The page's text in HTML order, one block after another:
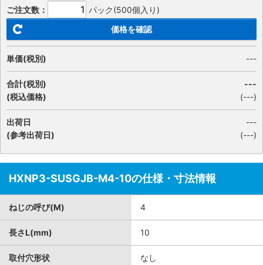
ご注文数：
パック(500個入り)
価格を確認
単価(税別) ---
合計(税別)
(税込価格)
---
(---)
出荷日
(参考出荷日)
---
(---)
HXNP3-SUSGJB-M4-10の仕様・寸法情報
ねじの呼び(M) 4
長さL(mm) 10
取付穴形状 なし